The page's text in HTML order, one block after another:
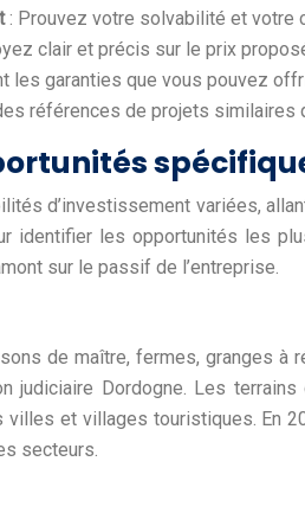
: Prouvez votre solvabilité et votre
clair et précis sur le prix
les garanties que vous pouvez
références de projets similaires
d’investissement variées,
les opportunités les
sur le passif de l’entreprise.
de maître, fermes, granges
judiciaire Dordogne. Les
et villages touristiques. En
secteurs.